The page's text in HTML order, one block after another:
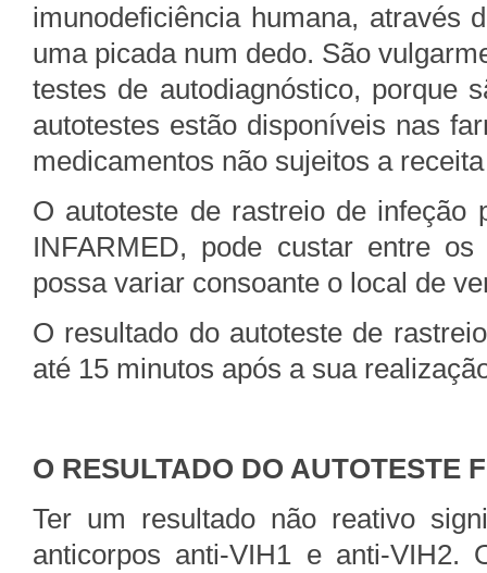
imunodeficiência humana, através
uma picada num dedo. São
testes de autodiagnóstico, porque
autotestes estão disponíveis nas
medicamentos não sujeitos a
O autoteste de rastreio de infeção
INFARMED, pode custar entre
possa variar consoante o local de
O resultado do autoteste de
até 15 minutos após a sua
O RESULTADO DO AUTOTESTE
Ter um resultado não reativo
anticorpos anti-VIH1 e anti-VIH2.